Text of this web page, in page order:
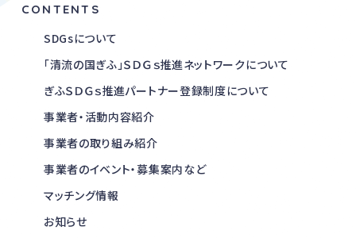
CONTENTS
SDGsについて
「清流の国ぎふ」ＳＤＧｓ推進ネットワークについて
ぎふＳＤＧｓ推進パートナー登録制度について
事業者・活動内容紹介
事業者の取り組み紹介
事業者のイベント・募集案内など
マッチング情報
お知らせ